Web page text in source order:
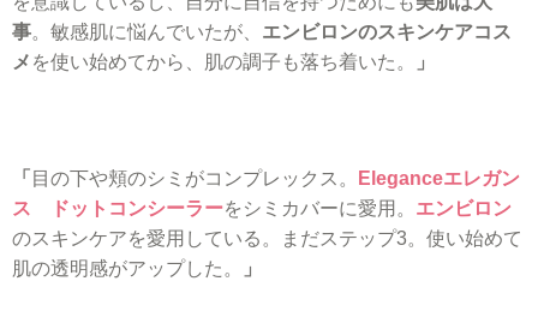
事。敏感肌に悩んでいたが、 エンビロンのスキンケアコス
メ を使い始めてから、肌の調子も落ち着いた。 」
「 目の下や頬のシミがコンプレックス。
Eleganceエレガン
ス ドットコンシーラーをシミカバーに愛用。 エンビロン
のスキンケアを愛用している。まだステップ3。使い始めて
肌の透明感がアップした。
」